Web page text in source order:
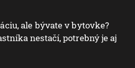
ale bývate v bytovke?
nestačí, potrebný je aj